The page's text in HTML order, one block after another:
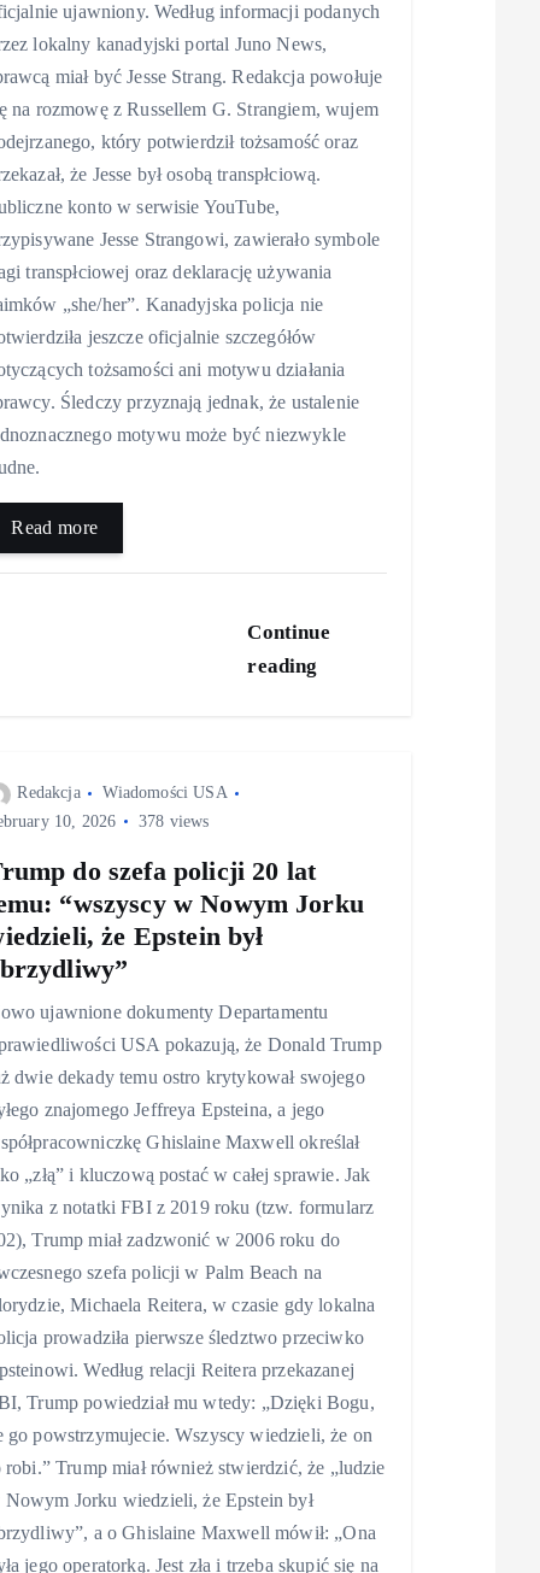
ujawniony. Według informacji podanych
lokalny kanadyjski portal Juno News,
miał być Jesse Strang. Redakcja powołuje
na rozmowę z Russellem G. Strangiem, wujem
który potwierdził tożsamość oraz
że Jesse był osobą transpłciową.
konto w serwisie YouTube,
Jesse Strangowi, zawierało symbole
transpłciowej oraz deklarację używania
„she/her”. Kanadyjska policja nie
jeszcze oficjalnie szczegółów
tożsamości ani motywu działania
Śledczy przyznają jednak, że ustalenie
motywu może być niezwykle
Read more
Continue
reading
Redakcja
Wiadomości USA
10, 2026
378 views
do szefa policji 20 lat
“wszyscy w Nowym Jorku
że Epstein był
ujawnione dokumenty Departamentu
USA pokazują, że Donald Trump
dwie dekady temu ostro krytykował swojego
znajomego Jeffreya Epsteina, a jego
Ghislaine Maxwell określał
„złą” i kluczową postać w całej sprawie. Jak
z notatki FBI z 2019 roku (tzw. formularz
Trump miał zadzwonić w 2006 roku do
szefa policji w Palm Beach na
Michaela Reitera, w czasie gdy lokalna
prowadziła pierwsze śledztwo przeciwko
Według relacji Reitera przekazanej
Trump powiedział mu wtedy: „Dzięki Bogu,
go powstrzymujecie. Wszyscy wiedzieli, że on
robi.” Trump miał również stwierdzić, że „ludzie
Nowym Jorku wiedzieli, że Epstein był
a o Ghislaine Maxwell mówił: „Ona
jego operatorką. Jest zła i trzeba skupić się na